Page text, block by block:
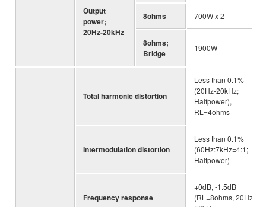
Output
power;
20Hz-20kHz
8ohms 700W x 2
8ohms;
Bridge
1900W
Total harmonic distortion
Less than 0.1%
(20Hz-20kHz;
Halfpower),
RL=4ohms
Intermodulation distortion
Less than 0.1%
(60Hz:7kHz=4:1;
Halfpower)
Frequency response
+0dB, -1.5dB
(RL=8ohms, 20Hz -